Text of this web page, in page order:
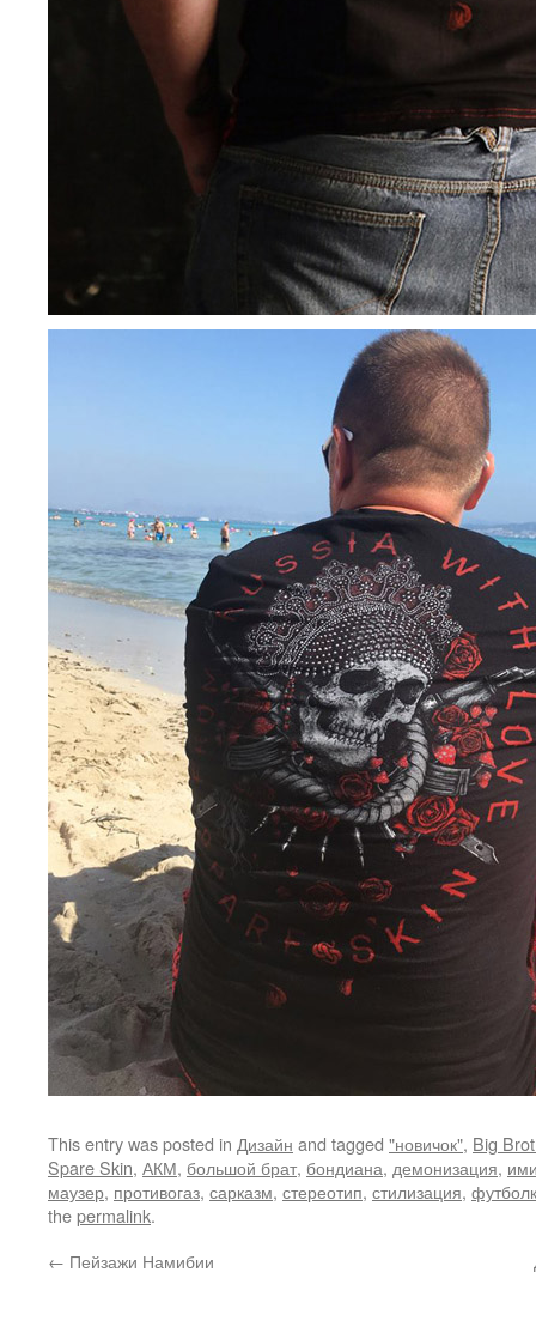
This entry was posted in Дизайн and tagged "новичок", Big
Spare Skin, АКМ, большой брат, бондиана, демонизация,
маузер, противогаз, сарказм, стереотип, стилизация,
thepermalink.
← Пейзажи Намибии